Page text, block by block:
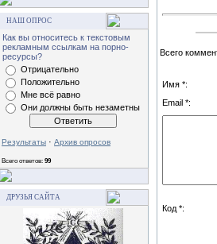
НАШ ОПРОС
Как вы относитесь к текстовым
рекламным ссылкам на порно-
ресурсы?
Отрицательно
Положительно
Мне всё равно
Они должны быть незаметны
Результаты · Архив опросов
Всего ответов: 99
ДРУЗЬЯ САЙТА
Всего
Имя *:
Email *:
Код *: